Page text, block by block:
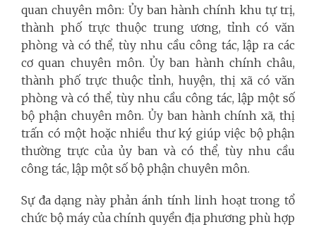
quan chuyên môn: Ủy ban hành chính khu tự trị,
thành phố trực thuộc trung ương, tỉnh có văn
phòng và có thể, tùy nhu cầu công tác, lập ra các
cơ quan chuyên môn. Ủy ban hành chính châu,
thành phố trực thuộc tỉnh, huyện, thị xã có văn
phòng và có thể, tùy nhu cầu công tác, lập một số
bộ phận chuyên môn. Ủy ban hành chính xã, thị
trấn có một hoặc nhiều thư ký giúp việc bộ phận
thường trực của ủy ban và có thể, tùy nhu cầu
công tác, lập một số bộ phận chuyên môn.
Sự đa dạng này phản ánh tính linh hoạt trong tổ
chức bộ máy của chính quyền địa phương phù hợp